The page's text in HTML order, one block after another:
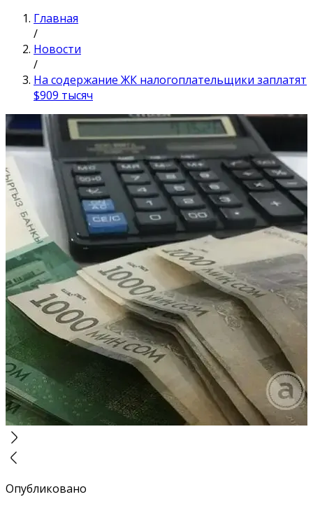
Главная
/
Новости
/
На содержание ЖК налогоплательщики заплатят
$909 тысяч
Опубликовано